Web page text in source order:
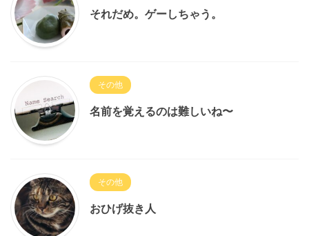
それだめ。ゲーしちゃう。
その他
名前を覚えるのは難しいね〜
その他
おひげ抜き人